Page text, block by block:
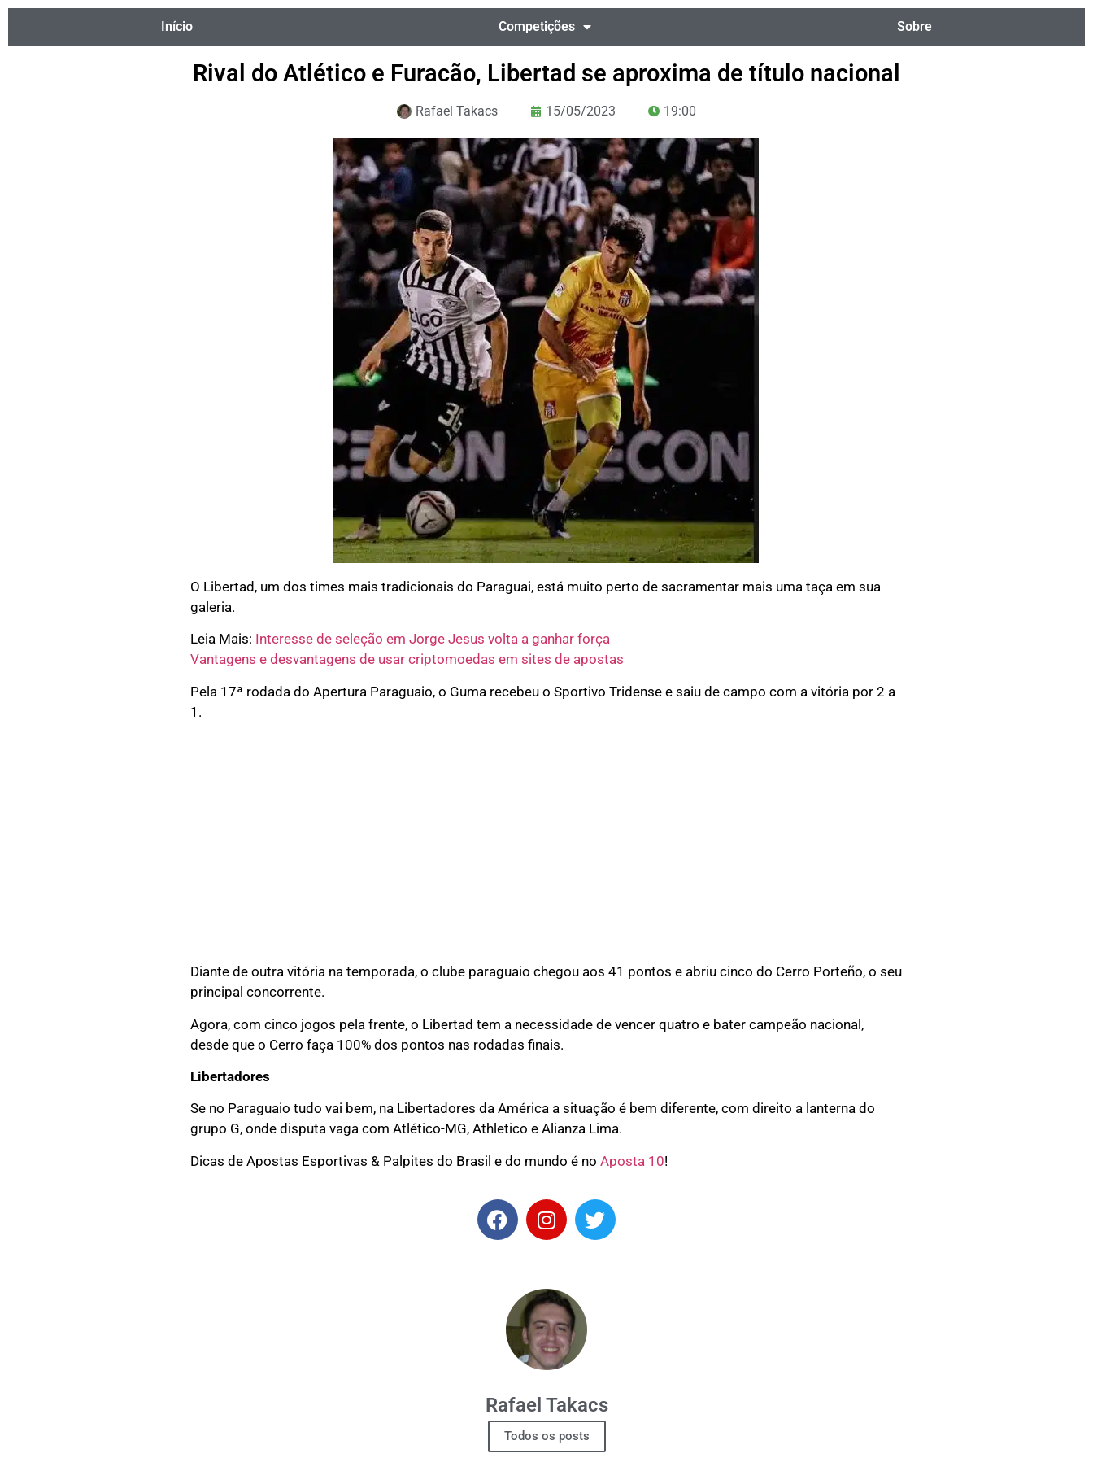
Início Competições Sobre
Rival do Atlético e Furacão, Libertad se aproxima de título nacional
Rafael Takacs 15/05/2023 19:00
O Libertad, um dos times mais tradicionais do Paraguai, está muito perto de sacramentar mais uma taça em sua
galeria.
Leia Mais: Interesse de seleção em Jorge Jesus volta a ganhar força
Vantagens e desvantagens de usar criptomoedas em sites de apostas
Pela 17ª rodada do Apertura Paraguaio, o Guma recebeu o Sportivo Tridense e saiu de campo com a vitória por 2 a
1.
Diante de outra vitória na temporada, o clube paraguaio chegou aos 41 pontos e abriu cinco do Cerro Porteño, o seu
principal concorrente.
Agora, com cinco jogos pela frente, o Libertad tem a necessidade de vencer quatro e bater campeão nacional,
desde que o Cerro faça 100% dos pontos nas rodadas finais.
Libertadores
Se no Paraguaio tudo vai bem, na Libertadores da América a situação é bem diferente, com direito a lanterna do
grupo G, onde disputa vaga com Atlético-MG, Athletico e Alianza Lima.
Dicas de Apostas Esportivas & Palpites do Brasil e do mundo é no Aposta 10!
Rafael Takacs
Todos os posts